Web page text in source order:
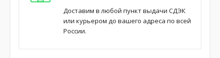
Доставим в любой пункт выдачи СДЭК
или курьером до вашего адреса по всей
России.